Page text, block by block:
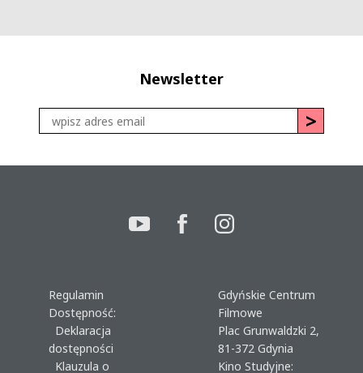
Newsletter
Regulamin
Dostępność:
Deklaracja
dostępności
Klauzula o
Gdyńskie Centrum
Filmowe
Plac Grunwaldzki 2,
81-372 Gdynia
Kino Studyjne: